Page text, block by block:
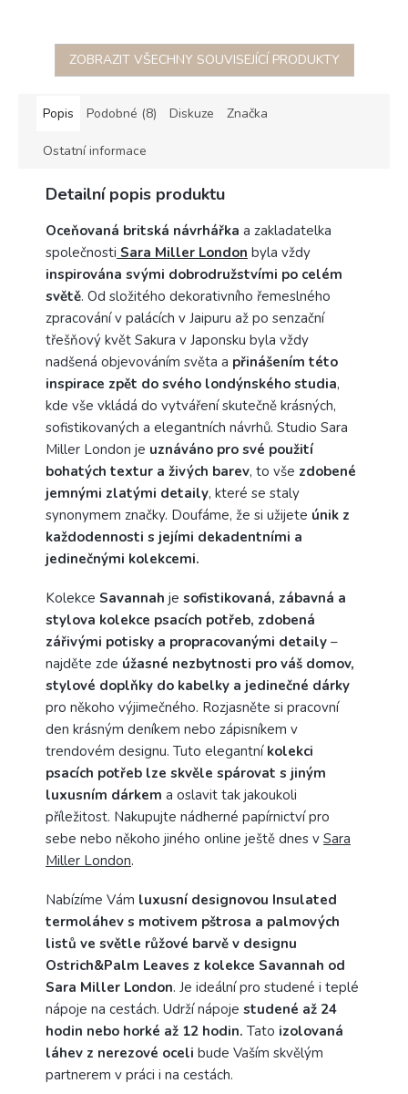
ZOBRAZIT VŠECHNY SOUVISEJÍCÍ PRODUKTY
Popis Podobné (8) Diskuze Značka
Ostatní informace
Detailní popis produktu
Oceňovaná britská návrhářka a zakladatelka
společnosti Sara Miller London byla vždy
inspirována svými dobrodružstvími po celém
světě. Od složitého dekorativního řemeslného
zpracování v palácích v Jaipuru až po senzační
třešňový květ Sakura v Japonsku byla vždy
nadšená objevováním světa a přinášením této
inspirace zpět do svého londýnského studia,
kde vše vkládá do vytváření skutečně krásných,
sofistikovaných a elegantních návrhů. Studio Sara
Miller London je uznáváno pro své použití
bohatých textur a živých barev, to vše zdobené
jemnými zlatými detaily, které se staly
synonymem značky. Doufáme, že si užijete únik z
každodennosti s jejími dekadentními a
jedinečnými kolekcemi.
Kolekce Savannah je sofistikovaná, zábavná a
stylova kolekce psacích potřeb, zdobená
zářivými potisky a propracovanými detaily –
najděte zde úžasné nezbytnosti pro váš domov,
stylové doplňky do kabelky a jedinečné dárky
pro někoho výjimečného. Rozjasněte si pracovní
den krásným deníkem nebo zápisníkem v
trendovém designu. Tuto elegantní kolekci
psacích potřeb lze skvěle spárovat s jiným
luxusním dárkem a oslavit tak jakoukoli
příležitost. Nakupujte nádherné papírnictví pro
sebe nebo někoho jiného online ještě dnes v Sara
Miller London.
Nabízíme Vám luxusní designovou Insulated
termoláhev s motivem pštrosa a palmových
listů ve světle růžové barvě v designu
Ostrich&Palm Leaves z kolekce Savannah od
Sara Miller London. Je ideální pro studené i teplé
nápoje na cestách. Udrží nápoje studené až 24
hodin nebo horké až 12 hodin. Tato izolovaná
láhev z nerezové oceli bude Vaším skvělým
partnerem v práci i na cestách.